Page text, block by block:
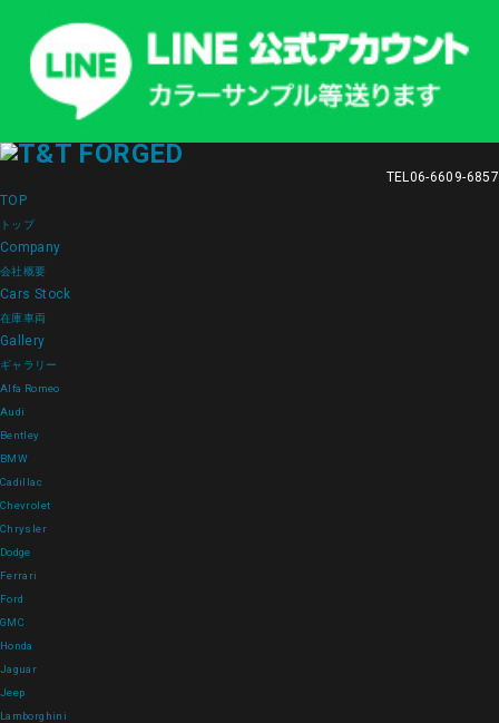
TEL06-6609-6857
TOP
トップ
Company
会社概要
Cars Stock
在庫車両
Gallery
ギャラリー
Alfa Romeo
Audi
Bentley
BMW
Cadillac
Chevrolet
Chrysler
Dodge
Ferrari
Ford
GMC
Honda
Jaguar
Jeep
Lamborghini